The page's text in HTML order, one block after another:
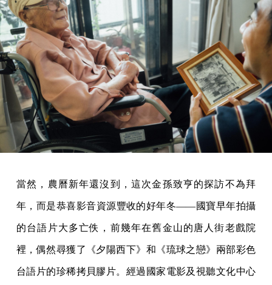
當然，農曆新年還沒到，這次金孫致亨的探訪不為拜
年，而是恭喜影音資源豐收的好年冬——國寶早年拍攝
的台語片大多亡佚，前幾年在舊金山的唐人街老戲院
裡，偶然尋獲了《夕陽西下》和《琉球之戀》兩部彩色
台語片的珍稀拷貝膠片。經過國家電影及視聽文化中心